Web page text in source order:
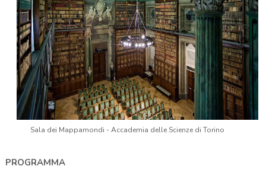
Sala dei Mappamondi - Accademia delle Scienze di Torino
PROGRAMMA